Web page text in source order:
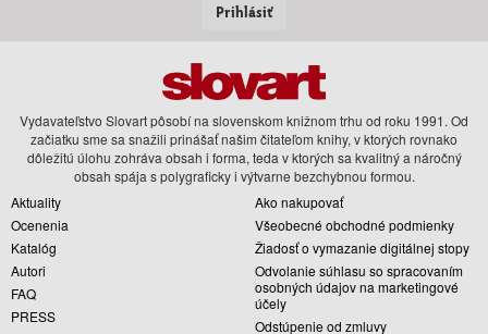
Prihlásiť
Vydavateľstvo Slovart pôsobí na slovenskom knižnom trhu od roku 1991. Od
začiatku sme sa snažili prinášať našim čitateľom knihy, v ktorých rovnako
dôležitú úlohu zohráva obsah i forma, teda v ktorých sa kvalitný a náročný
obsah spája s polygraficky i výtvarne bezchybnou formou.
Aktuality
Ocenenia
Katalóg
Autori
FAQ
PRESS
Ako nakupovať
Všeobecné obchodné podmienky
Žiadosť o vymazanie digitálnej stopy
Odvolanie súhlasu so spracovaním
osobných údajov na marketingové
účely
Odstúpenie od zmluvy